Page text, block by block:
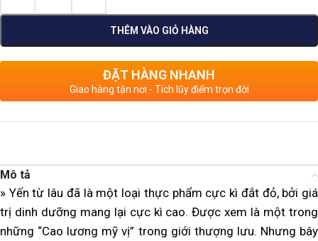
THÊM VÀO GIỎ HÀNG
ĐẶT HÀNG NHANH
Giao hàng tận nơi - Tích lũy điểm trọn đời
Mô tả
» Yến từ lâu đã là một loại thực phẩm cực kì đắt đỏ, bởi giá
trị dinh dưỡng mang lại cực kì cao. Được xem là một trong
những “Cao lương mỹ vị” trong giới thượng lưu. Nhưng bây